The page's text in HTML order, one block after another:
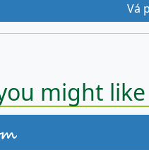
Vá
might like